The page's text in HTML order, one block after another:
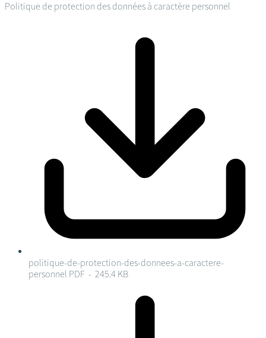
Politique de protection des données à caractère personnel
politique-de-protection-des-donnees-a-caractere-
personnel PDF - 245.4 KB